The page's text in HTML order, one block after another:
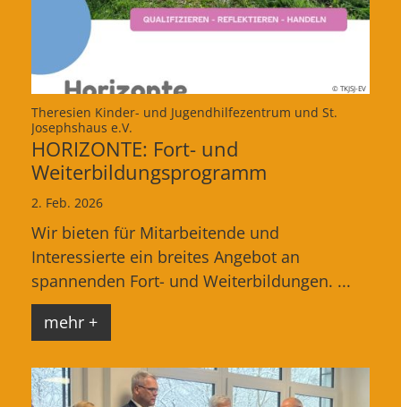
© TKJSJ-EV
Theresien Kinder- und Jugendhilfezentrum und St.
Josephshaus e.V.
HORIZONTE: Fort- und
Weiterbildungsprogramm
2. Feb. 2026
Wir bieten für Mitarbeitende und
Interessierte ein breites Angebot an
spannenden Fort- und Weiterbildungen. ...
mehr +